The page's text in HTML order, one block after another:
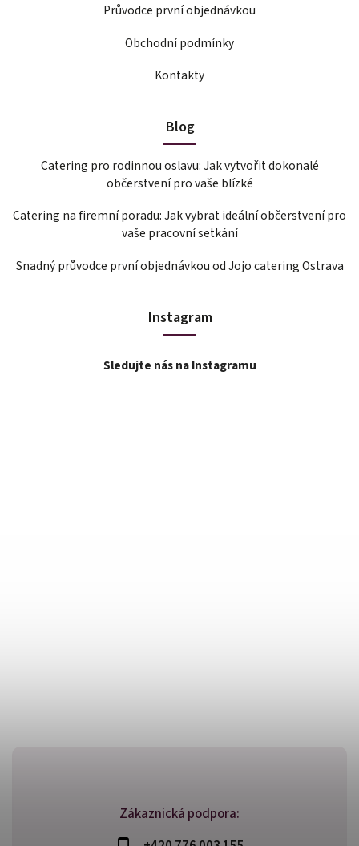
Zákaznická podpora:
Průvodce první objednávkou
Obchodní podmínky
Kontakty
Blog
Catering pro rodinnou oslavu: Jak vytvořit dokonalé
občerstvení pro vaše blízké
Catering na firemní poradu: Jak vybrat ideální občerstvení pro
vaše pracovní setkání
Snadný průvodce první objednávkou od Jojo catering Ostrava
Instagram
Sledujte nás na Instagramu